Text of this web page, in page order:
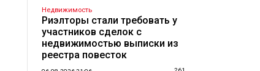
Недвижимость
Риэлторы стали требовать у
участников сделок с
недвижимостью выписки из
реестра повесток